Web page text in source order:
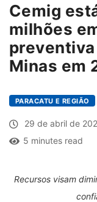
Cemig
milhões
Minas em
PARACATU E REGIÃO
29 de abril de
5 minutes read
Recursos visam